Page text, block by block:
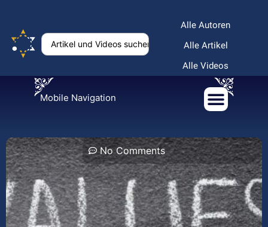
Alle Autoren
Alle Artikel
Alle Videos
Mobile Navigation
No Comments